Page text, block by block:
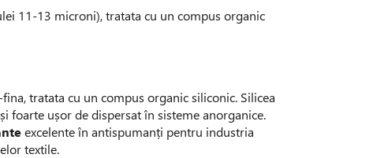
11-13 microni), tratata cu un compus organic
tratata cu un compus organic siliconic. Silicea
foarte ușor de dispersat în sisteme anorganice.
excelente în antispumanți pentru industria
textile.